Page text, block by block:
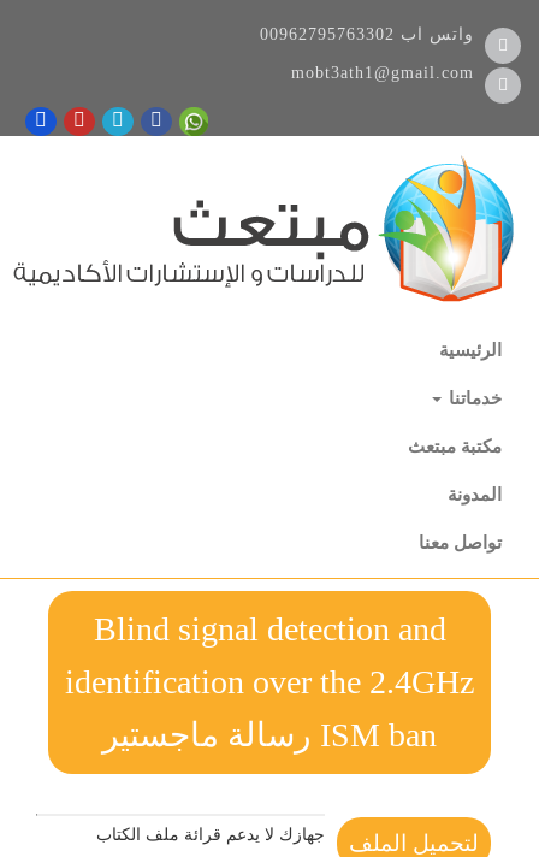
00962795763302 واتس اب
mobt3ath1@gmail.com
الرئيسية
خدماتنا
مكتبة مبتعث
المدونة
تواصل معنا
Blind signal detection and
identification over the 2.4GHz
ISM ban رسالة ماجستير
لتحميل الملف جهازك لا يدعم قرائة ملف الكتاب